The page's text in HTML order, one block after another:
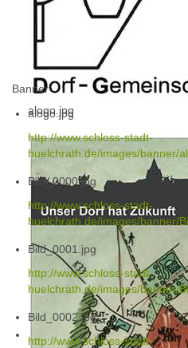
alogo.jpg
Banner
alogo.jpg
http://www.schloss-stadt-
huelchrath.de/images/banner/
Bild_0000.jpg
http://www.schloss-stadt-
huelchrath.de/images/banner/
Bild_0001.jpg
http://www.schloss-stadt-
huelchrath.de/images/banner/
Bild_0002.jpg
http://www.schloss-stadt-